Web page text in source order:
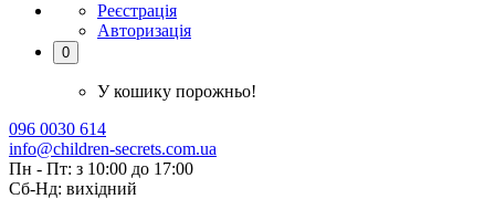
Реєстрація
Авторизація
0
У кошику порожньо!
096 0030 614
info@children-secrets.com.ua
Пн - Пт: з 10:00 до 17:00
Сб-Нд: вихідний